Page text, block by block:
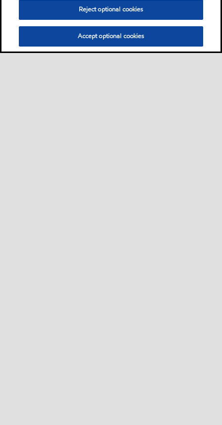
Reject optional cookies
Accept optional cookies